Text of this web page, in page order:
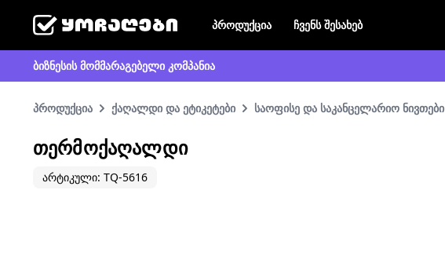
პროდუქცია ჩვენს შესახებ
ბიზნესის მომმარაგებელი კომპანია
პროდუქცია ქაღალდი და ეტიკეტები საოფისე და საკანცელარიო ნივთები
ᲗᲔᲠᲛᲝᲥᲐᲦᲐᲚᲓᲘ
არტიკული: TQ-5616